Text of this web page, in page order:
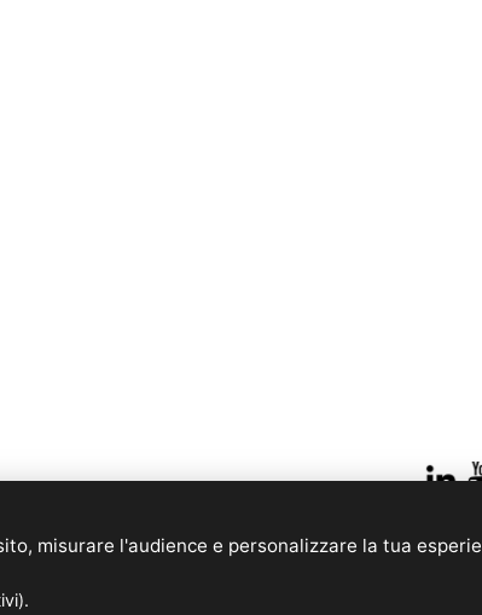
(IT)
l'épau - 59230 ROSULT - Francia
27 30 53 53
misurare l'audience e personalizzare la tua